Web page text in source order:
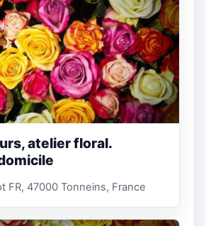
atelier floral.
FR, 47000 Tonneins, France